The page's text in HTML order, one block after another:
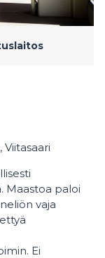
Maastoa paloi
vaja
Ei